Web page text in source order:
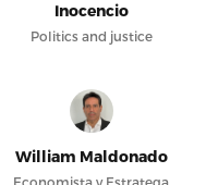
Inocencio
Politics and justice
William Maldonado
Economista y Estratega